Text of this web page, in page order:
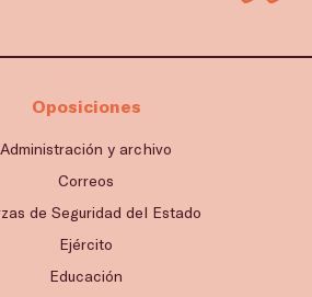
Oposiciones
Administración y archivo
Correos
de Seguridad del Estado
Ejército
Educación